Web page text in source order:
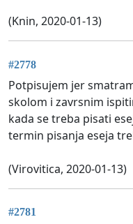
(Knin, 2020-01-13)
#2778
Potpisujem jer
skolom i zavrsnim
kada se treba pisati
termin pisanja eseja
(Virovitica, 2020-01-13)
#2781